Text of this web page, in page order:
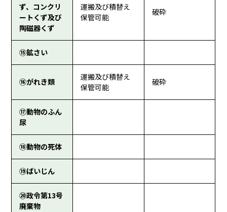
ず、コンクリ
ートくず及び
陶磁器くず
運搬及び積替え
保管可能
破砕
⑮鉱さい
⑯がれき類
運搬及び積替え
保管可能
破砕
⑰動物のふん
尿
⑱動物の死体
⑲ばいじん
⑳政令第13号
廃棄物